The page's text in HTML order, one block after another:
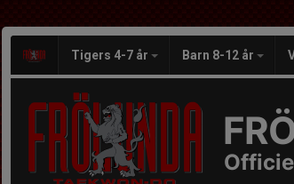
Tigers 4-7 år Barn 8-12 år